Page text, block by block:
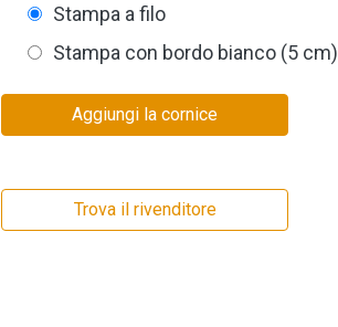
Stampa a filo
Stampa con bordo bianco (5 cm)
Aggiungi la cornice
Trova il rivenditore